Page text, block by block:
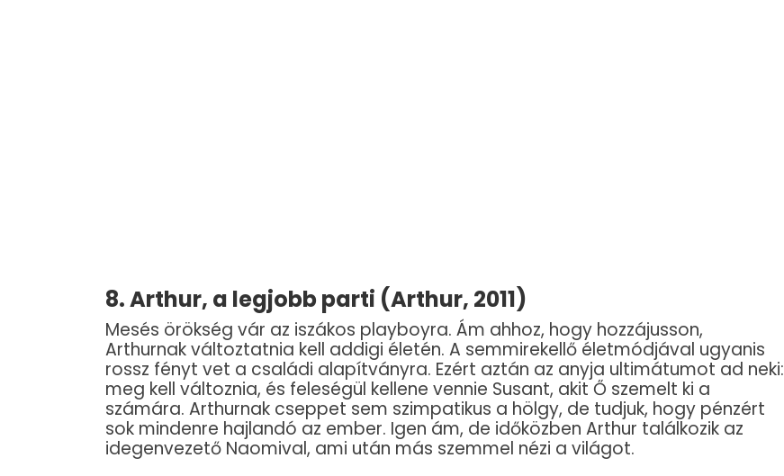
8. Arthur, a legjobb parti (Arthur, 2011)
Mesés örökség vár az iszákos playboyra. Ám ahhoz, hogy hozzájusson,
Arthurnak változtatnia kell addigi életén. A semmirekellő életmódjával ugyanis
rossz fényt vet a családi alapítványra. Ezért aztán az anyja ultimátumot ad neki:
meg kell változnia, és feleségül kellene vennie Susant, akit Ő szemelt ki a
számára. Arthurnak cseppet sem szimpatikus a hölgy, de tudjuk, hogy pénzért
sok mindenre hajlandó az ember. Igen ám, de időközben Arthur találkozik az
idegenvezető Naomival, ami után más szemmel nézi a világot.